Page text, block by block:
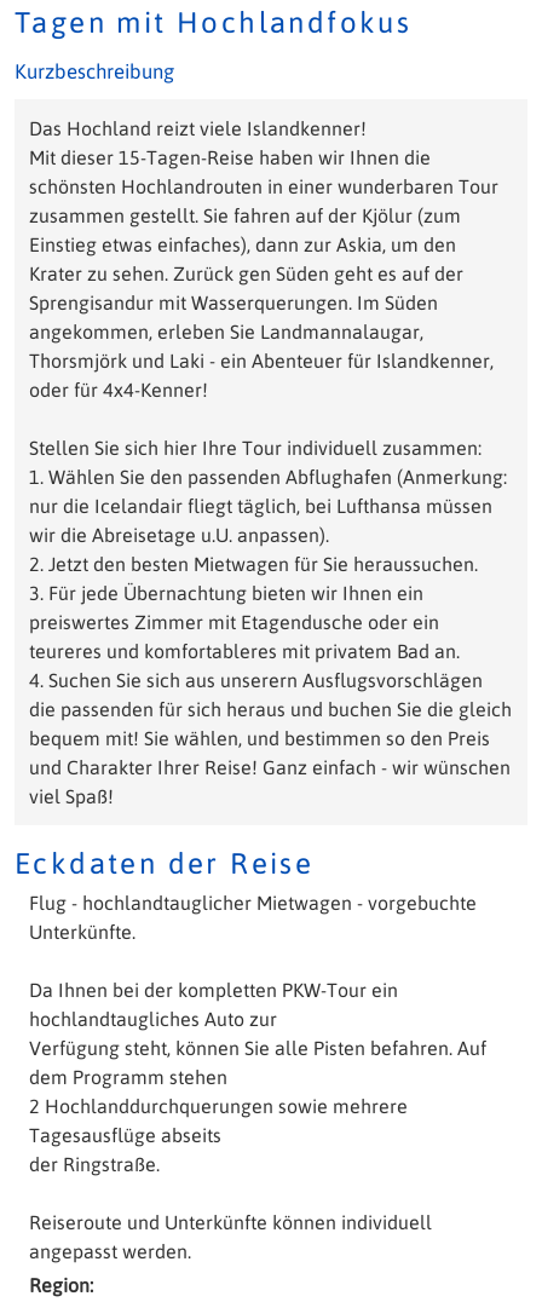
Tagen mit Hochlandfokus
Kurzbeschreibung
Das Hochland reizt viele Islandkenner!
Mit dieser 15-Tagen-Reise haben wir Ihnen die
schönsten Hochlandrouten in einer wunderbaren Tour
zusammen gestellt. Sie fahren auf der Kjölur (zum
Einstieg etwas einfaches), dann zur Askia, um den
Krater zu sehen. Zurück gen Süden geht es auf der
Sprengisandur mit Wasserquerungen. Im Süden
angekommen, erleben Sie Landmannalaugar,
Thorsmjörk und Laki - ein Abenteuer für Islandkenner,
oder für 4x4-Kenner!
Stellen Sie sich hier Ihre Tour individuell zusammen:
1. Wählen Sie den passenden Abflughafen (Anmerkung:
nur die Icelandair fliegt täglich, bei Lufthansa müssen
wir die Abreisetage u.U. anpassen).
2. Jetzt den besten Mietwagen für Sie heraussuchen.
3. Für jede Übernachtung bieten wir Ihnen ein
preiswertes Zimmer mit Etagendusche oder ein
teureres und komfortableres mit privatem Bad an.
4. Suchen Sie sich aus unserern Ausflugsvorschlägen
die passenden für sich heraus und buchen Sie die gleich
bequem mit! Sie wählen, und bestimmen so den Preis
und Charakter Ihrer Reise! Ganz einfach - wir wünschen
viel Spaß!
Eckdaten der Reise
Flug - hochlandtauglicher Mietwagen - vorgebuchte
Unterkünfte.
Da Ihnen bei der kompletten PKW-Tour ein
hochlandtaugliches Auto zur
Verfügung steht, können Sie alle Pisten befahren. Auf
dem Programm stehen
2 Hochlanddurchquerungen sowie mehrere
Tagesausflüge abseits
der Ringstraße.
Reiseroute und Unterkünfte können individuell
angepasst werden.
Region: